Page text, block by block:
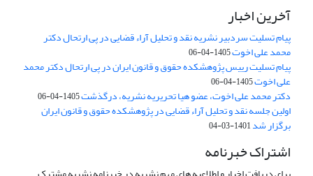
آخرین اخبار
پیام تسلیت سردبیر نشریه نقد و تحلیل آراء قضایی در پی ارتحال دکتر
محمد علی اخوت1405-04-06
پیام تسلیت رییس پژوهشکده حقوق و قانون ایران در پی ارتحال دکتر محمد
علی اخوت1405-04-06
دکتر محمد علی اخوت، عضو هیا تحریریه نشریه، درگذشت1405-04-06
اولین جلسه نقد و تحلیل آراء قضایی در پژوهشکده حقوق و قانون ایران
برگزار شد1401-03-04
اشتراک خبرنامه